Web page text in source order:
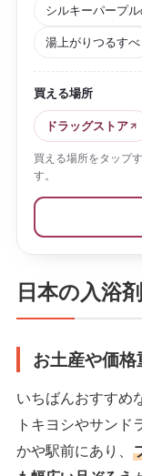
す。
カモミールとヒ
湯上がりまでふ
シルクエキスな
りはしっとりツ
大きめのタブレ
錠入りのほか1
しゃれなので、
して渡すのにも
シルキーパープ
湯上がりつるすべ
買える場所
ドラッグストア
買える場所をタップ
す。
日本の入浴
お土産や価
いちばんおすすめ
トキヨシやサン
かや駅前にあり、